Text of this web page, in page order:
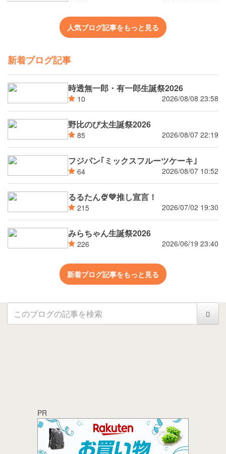
人気ブログ記事をもっと見る
新着ブログ記事
時透無一郎・有一郎生誕祭2026
10 2026/08/08 23:58
野比のび太生誕祭2026
85 2026/08/07 22:19
フジパン｢ミックスフルーツケーキ｣
64 2026/08/07 10:52
るるたん🍨‪💚推し宣言！
215 2026/07/02 19:30
みらちゃん生誕祭2026
226 2026/06/19 23:40
新着ブログ記事をもっと見る
PR